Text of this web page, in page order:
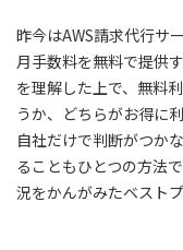
昨今はAWS請求代行サ
月手数料を無料で提供
を理解した上で、無料
うか、どちらがお得に
自社だけで判断がつか
ることもひとつの方法
況をかんがみたベスト